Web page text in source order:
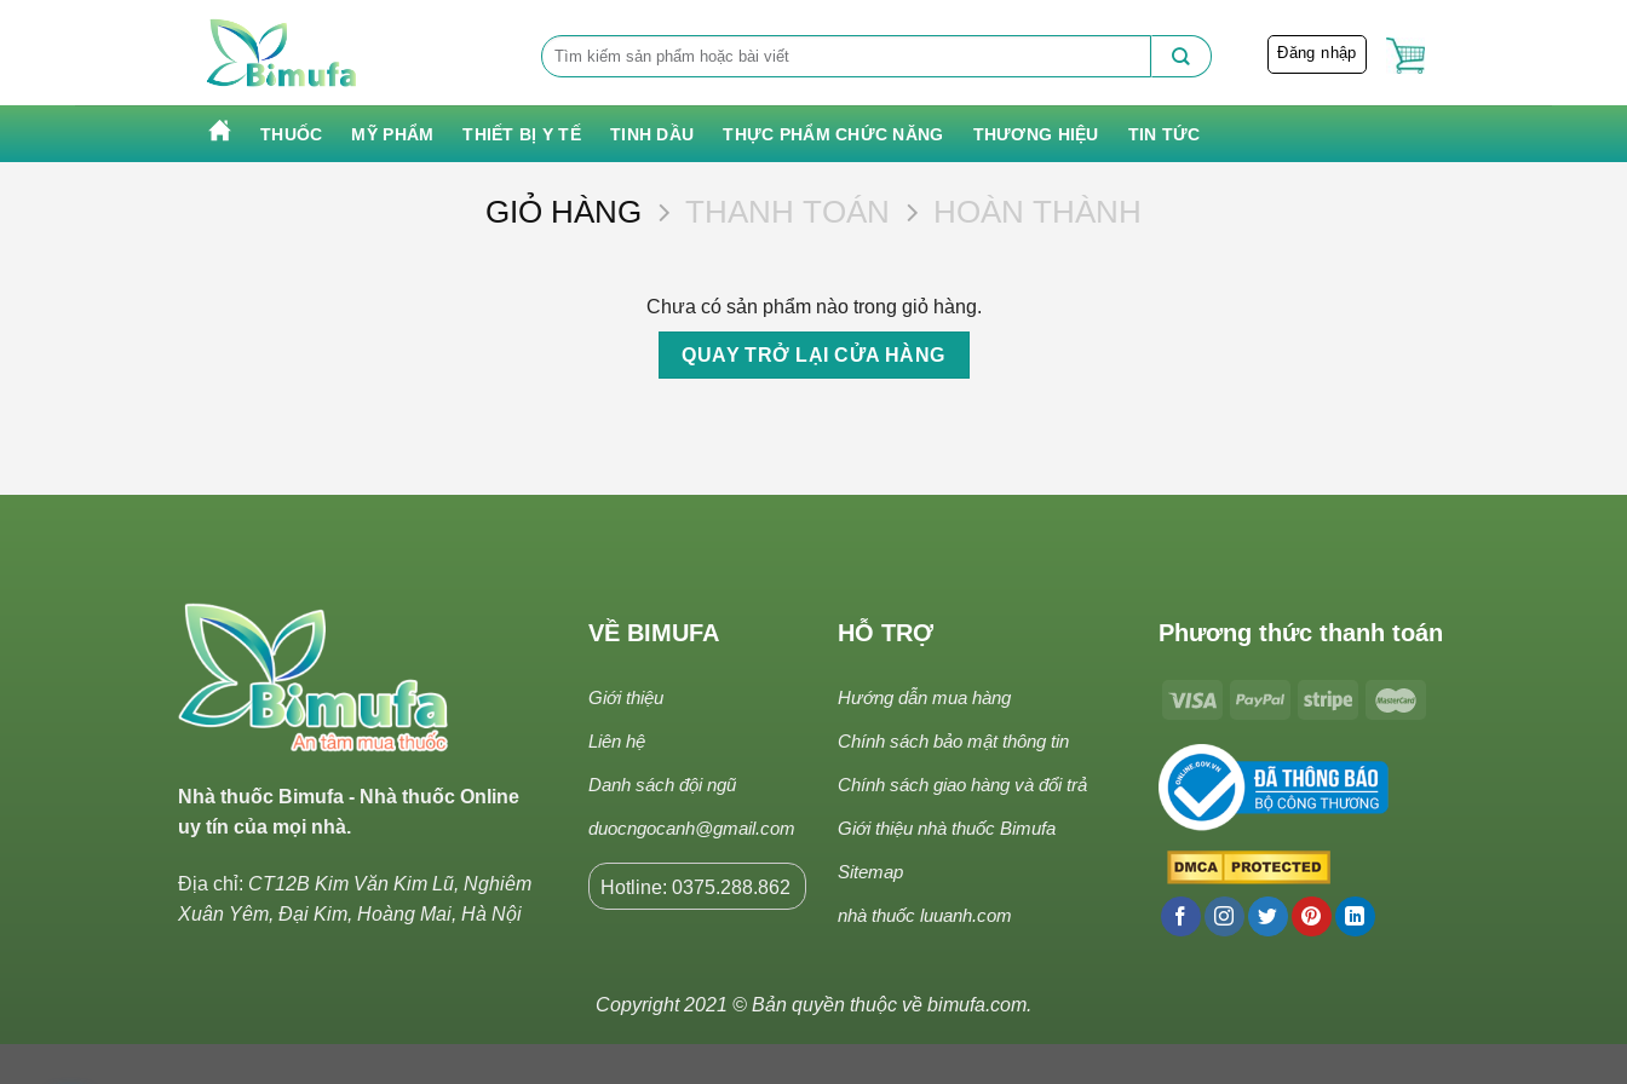
Tìm
kiếm:
Đăng nhập
THUỐC MỸ PHẨM THIẾT BỊ Y TẾ TINH DẦU THỰC PHẨM CHỨC NĂNG THƯƠNG HIỆU TIN TỨC
GIỎ HÀNG THANH TOÁN HOÀN THÀNH
Chưa có sản phẩm nào trong giỏ hàng.
QUAY TRỞ LẠI CỬA HÀNG
Nhà thuốc Bimufa - Nhà thuốc Online
uy tín của mọi nhà.
Địa chỉ: CT12B Kim Văn Kim Lũ, Nghiêm
Xuân Yêm, Đại Kim, Hoàng Mai, Hà Nội
VỀ BIMUFA
Giới thiệu
Liên hệ
Danh sách đội ngũ
duocngocanh@gmail.com
Hotline: 0375.288.862
HỖ TRỢ
Hướng dẫn mua hàng
Chính sách bảo mật thông tin
Chính sách giao hàng và đổi trả
Giới thiệu nhà thuốc Bimufa
Sitemap
nhà thuốc luuanh.com
Phương thức thanh toán
Copyright 2021 © Bản quyền thuộc về bimufa.com.